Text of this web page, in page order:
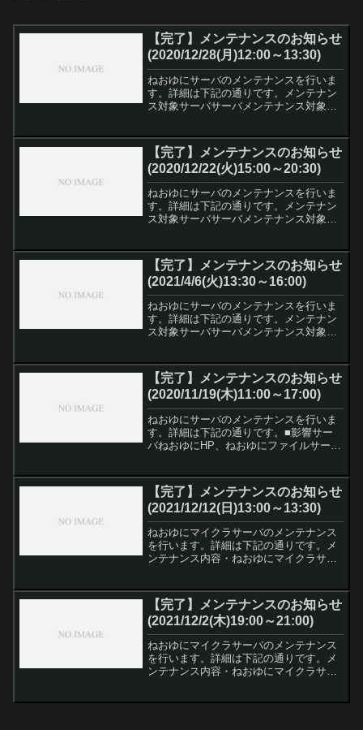
【完了】メンテナンスのお知らせ
(2020/12/28(月)12:00～13:30)
ねおゆにサーバのメンテナンスを行いま
す。詳細は下記の通りです。メンテナン
ス対象サーバサーバメンテナンス対象ね
にPJサーバねおゆにファイルサーバ
〇・・・メンテ...
【完了】メンテナンスのお知らせ
(2020/12/22(火)15:00～20:30)
ねおゆにサーバのメンテナンスを行いま
す。詳細は下記の通りです。メンテナン
ス対象サーバサーバメンテナンス対象ね
ねおゆにファイルサーバ〇〇・・・メン
テナンス対象。デー...
【完了】メンテナンスのお知らせ
(2021/4/6(火)13:30～16:00)
ねおゆにサーバのメンテナンスを行いま
す。詳細は下記の通りです。メンテナン
ス対象サーバサーバメンテナンス対象ね
ねおゆにファイルサーバ〇〇・・・メン
テナンス対象。デー...
【完了】メンテナンスのお知らせ
(2020/11/19(木)11:00～17:00)
ねおゆにサーバのメンテナンスを行いま
す。詳細は下記の通りです。■影響サー
バねおゆにHP、ねおゆにファイルサー
りません。■対応日時2020/11/19(火)
11:00...
【完了】メンテナンスのお知らせ
(2021/12/12(日)13:00～13:30)
ねおゆにマイクラサーバのメンテナンス
を行います。詳細は下記の通りです。メ
ンテナンス内容・ねおゆにマイクラサー
13:30
【完了】メンテナンスのお知らせ
(2021/12/2(木)19:00～21:00)
ねおゆにマイクラサーバのメンテナンス
を行います。詳細は下記の通りです。メ
ンテナンス内容・ねおゆにマイクラサー